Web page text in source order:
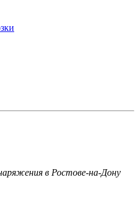
в Ростове-на-Дону